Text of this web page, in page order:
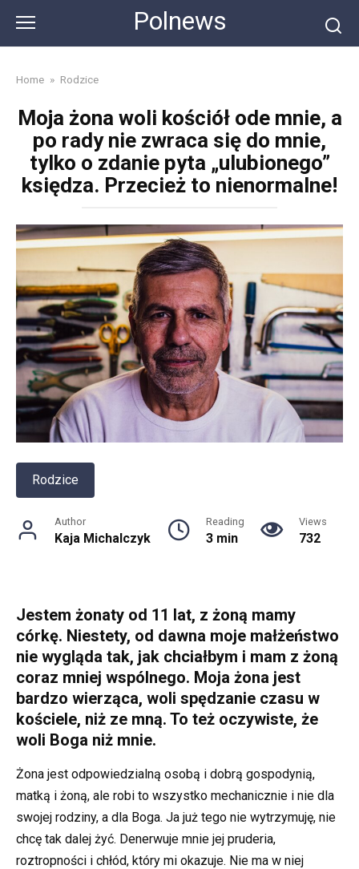
content
Polnews
Home » Rodzice
Moja żona woli kościół ode mnie, a
po rady nie zwraca się do mnie,
tylko o zdanie pyta „ulubionego”
księdza. Przecież to nienormalne!
Rodzice
Author
Kaja Michalczyk
Reading
3 min
Views
732
Jestem żonaty od 11 lat, z żoną mamy
córkę. Niestety, od dawna moje małżeństwo
nie wygląda tak, jak chciałbym i mam z żoną
coraz mniej wspólnego. Moja żona jest
bardzo wierząca, woli spędzanie czasu w
kościele, niż ze mną. To też oczywiste, że
woli Boga niż mnie.
Żona jest odpowiedzialną osobą i dobrą gospodynią,
matką i żoną, ale robi to wszystko mechanicznie i nie dla
swojej rodziny, a dla Boga. Ja już tego nie wytrzymuję, nie
chcę tak dalej żyć. Denerwuje mnie jej pruderia,
roztropności i chłód, który mi okazuje. Nie ma w niej